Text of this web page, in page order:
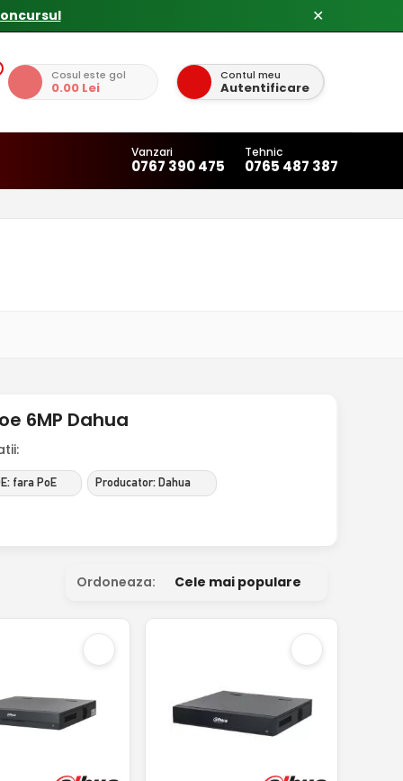
✕
Cosul este gol
0.00 Lei
Contul meu
Autentificare
Vanzari
0767 390 475
Tehnic
0765 487 387
6MP Dahua
fara PoE Producator: Dahua
Ordoneaza: Cele mai populare